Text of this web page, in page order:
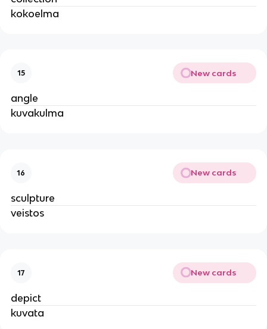
kokoelma
15 New cards
angle
kuvakulma
16 New cards
sculpture
veistos
17 New cards
depict
kuvata